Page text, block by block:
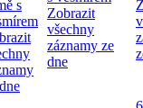
s
Zobrazit
všechny
záznamy ze
dne